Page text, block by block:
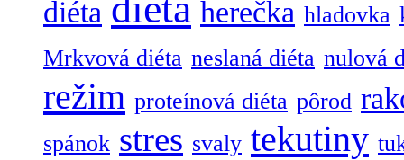
diéta herečka hladovka
Mrkvová diéta neslaná diéta nulová
režim proteínová diéta pôrod
spánok stres svaly tekutiny